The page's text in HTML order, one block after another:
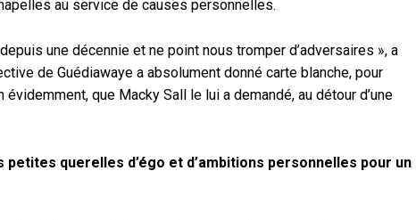
au service de causes personnelles.
une décennie et ne point nous tromper d’adversaires », a
de Guédiawaye a absolument donné carte blanche, pour
que Macky Sall le lui a demandé, au détour d’une
petites querelles d’égo et d’ambitions personnelles pour un